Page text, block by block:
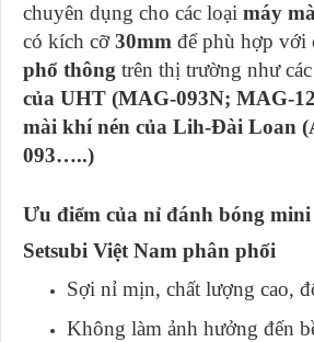
chuyên dụng cho các loại máy
có kích cỡ30mm để phù hợp với
phổ thông trên thị trường như
của UHT (MAG-093N; MAG-
mài khí nén của Lih-Đài Loan
093…..)
Ưu điểm của nỉ đánh bóng
Setsubi Việt Nam phân phối
Sợi nỉ mịn, chất lượng cao,
Không làm ảnh hưởng đến